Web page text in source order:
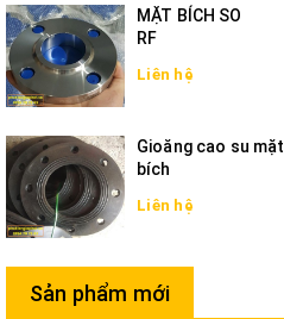
MẶT BÍCH SO
RF
Liên hệ
Gioăng cao su mặt
bích
Liên hệ
Sản phẩm mới